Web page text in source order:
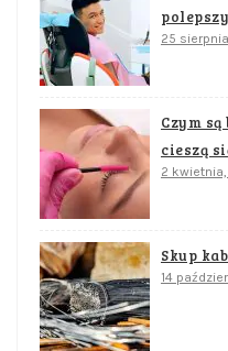
25
Czym
cieszą
2
Skup
14